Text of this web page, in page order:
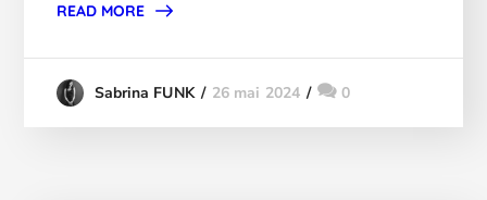
READ MORE
Sabrina FUNK 26 mai 2024 0